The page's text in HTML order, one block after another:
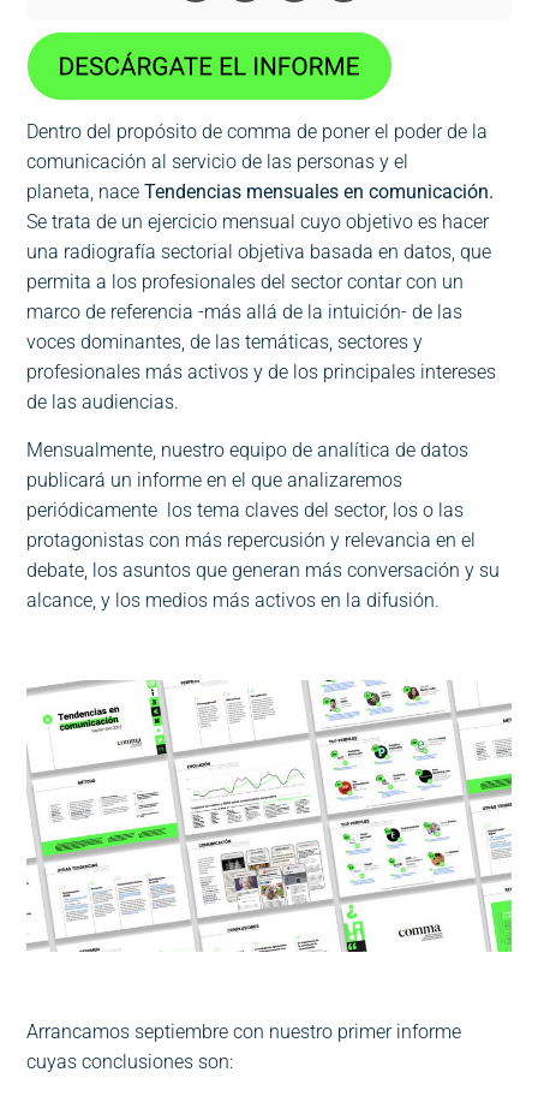
Dentro del propósito de comma de poner el poder de la
comunicación al servicio de las personas y el
planeta, naceTendencias mensuales en comunicación.
Se trata de un ejercicio mensual cuyo objetivo es hacer
una radiografía sectorial objetiva basada en datos, que
permita a los profesionales del sector contar con un
marco de referencia -más allá de la intuición- de las
voces dominantes, de las temáticas, sectores y
profesionales más activos y de los principales intereses
de las audiencias.
Mensualmente, nuestro equipo de analítica de datos
publicará un informe en el que analizaremos
periódicamente los tema claves del sector, los o las
protagonistas con más repercusión y relevancia en el
debate, los asuntos que generan más conversación y su
alcance, y los medios más activos en la difusión.
Arrancamos septiembre con nuestro primer informe
cuyas conclusiones son: